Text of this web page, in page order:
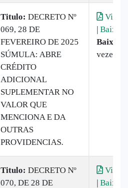
Titulo: DECRETO Nº
069, 28 DE
FEVEREIRO DE 2025
SÚMULA: ABRE
CRÉDITO
ADICIONAL
SUPLEMENTAR NO
VALOR QUE
MENCIONA E DA
OUTRAS
PROVIDENCIAS.
| Baixar
vezes
Titulo: DECRETO Nº
070, DE 28 DE
| Baixar